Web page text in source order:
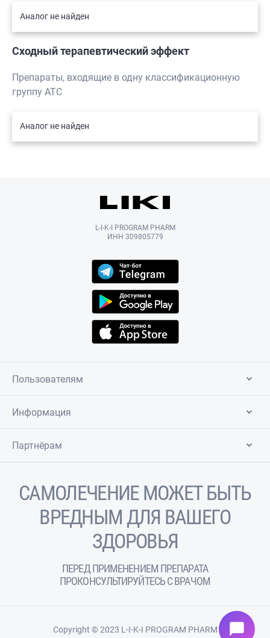
Аналог не найден
Сходный терапевтический эффект
Препараты, входящие в одну классификационную
группу АТС
Аналог не найден
L-I-K-I PROGRAM PHARM
ИНН 309805779
Пользователям
Информация
Партнёрам
САМОЛЕЧЕНИЕ МОЖЕТ БЫТЬ
ВРЕДНЫМ ДЛЯ ВАШЕГО
ЗДОРОВЬЯ
ПЕРЕД ПРИМЕНЕНИЕМ ПРЕПАРАТА
ПРОКОНСУЛЬТИРУЙТЕСЬ С ВРАЧОМ
Copyright © 2023 L-I-K-I PROGRAM PHARM chat_bubble